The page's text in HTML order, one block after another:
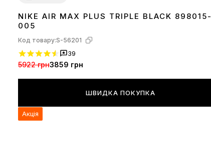
3637 38 39 404142 434445
NIKE AIR MAX PLUS TRIPLE BLACK 898015-
005
Код товару:S-56201
39
5922 грн3859 грн
ШВИДКА ПОКУПКА
Акція